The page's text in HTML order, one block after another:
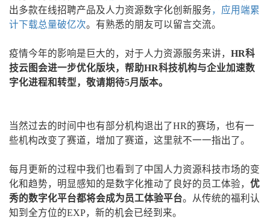
出多款在线招聘产品及人力资源数字化创新服务，应用端累
计下载总量破亿次。有熟悉的朋友可以留言交流。
疫情今年的影响是巨大的，对于人力资源服务来讲， HR科
技云图会进一步优化版块，帮助HR科技机构与企业加速数
字化进程和转型，敬请期待5月版本。
当然过去的时间中也有部分机构退出了HR的赛场，也有一
些机构改变了赛道，增加了赛道，这里就不一一指出了。
每月更新的过程中我们也看到了中国人力资源科技市场的变
化和趋势，明显感知的是数字化推动了良好的员工体验， 优
秀的数字化平台都将会成为员工体验平台。从传统的福利认
知到全方位的EXP，新的机会已经到来。